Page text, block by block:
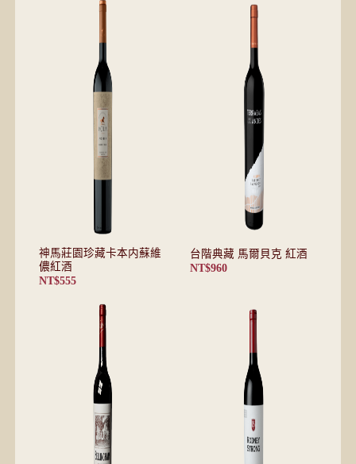
神馬莊園珍藏卡本内蘇維
儂紅酒
NT$555
台階典藏 馬爾貝克 紅酒
NT$960